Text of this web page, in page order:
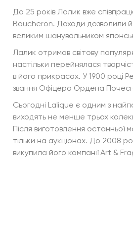
До 25 років Лалик вже
Boucheron. Доходи дозволили
великим шанувальником
Лалик отримав світову
настільки перейнялася
в його прикрасах. У 1900 році
звання Офіцера Ордена
Сьогодні Lalique є одним з
виходять не менше трьох
Після виготовлення
тільки на аукціонах. До 2008
викупила його компанії Art &